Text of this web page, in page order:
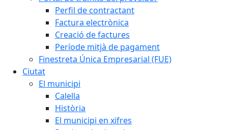
Perfil de contractant
Factura electrònica
Creació de factures
Període mitjà de pagament
Finestreta Única Empresarial (FUE)
Ciutat
El municipi
Calella
Història
El municipi en xifres